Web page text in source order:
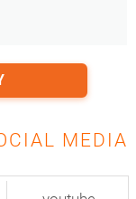
MEDIA